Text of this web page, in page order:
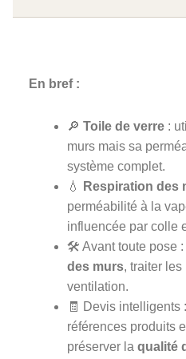
En bref :
🔎 Toile de verre :
murs mais sa
système complet.
💧
Respiration des
perméabilité à la
influencée par colle
🛠️ Avant toute pose :
des murs, traiter
ventilation.
🧾 Devis intelligents
références produits
préserver la qualité